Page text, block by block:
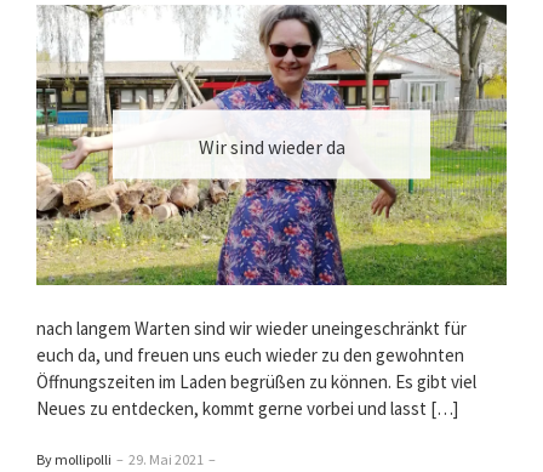
Wir sind wieder da
nach langem Warten sind wir wieder uneingeschränkt für
euch da, und freuen uns euch wieder zu den gewohnten
Öffnungszeiten im Laden begrüßen zu können. Es gibt viel
Neues zu entdecken, kommt gerne vorbei und lasst […]
By mollipolli – 29. Mai 2021 –